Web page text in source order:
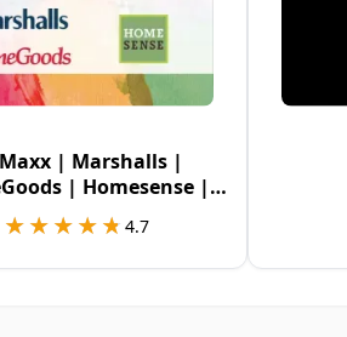
| Marshalls |
| Homesense |
Sierra USA
★★★★★
★★★★★ 4.7